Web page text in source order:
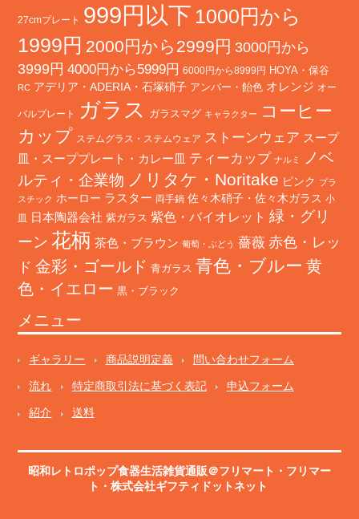
27cmプレート 999円以下 1000円から
1999円 2000円から2999円 3000円から
3999円 4000円から5999円 6000円から8999円 HOYA・保谷
RC アデリア・ADERIA・石塚硝子 アンバー・飴色 オレンジ オー
バルプレート ガラス ガラスマグ キャラクター
コーヒー
カップ ステムグラス・ステムウェア ストーンウェア スープ
皿・スーププレート・カレー皿 ティーカップ ナルミ
ノベ
ルティ・企業物 ノリタケ・Noritake ピンク プラ
スチック ホーロー ラスター 両手鍋 佐々木硝子・佐々木ガラス 小
皿
日本陶器会社 紫ガラス 紫色・バイオレット 緑・グリ
ーン 花柄 茶色・ブラウン 葡萄・ぶどう 薔薇 赤色・レッ
ド 金彩・ゴールド 青ガラス 青色・ブルー 黄
色・イエロー 黒・ブラック
メニュー
ギャラリー 商品説明定義 問い合わせフォーム
流れ 特定商取引法に基づく表記 申込フォーム
紹介 送料
昭和レトロポップ食器生活雑貨通販＠フリマート ・ フリマー
ト ・株式会社ギフティドットネット